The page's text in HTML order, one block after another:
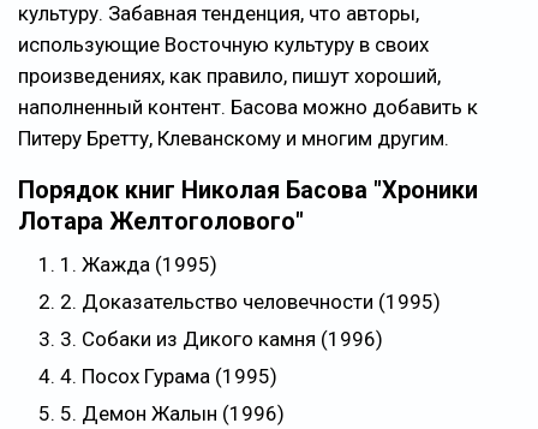
культуру. Забавная тенденция, что авторы,
использующие Восточную культуру в своих
произведениях, как правило, пишут хороший,
наполненный контент. Басова можно добавить к
Питеру Бретту, Клеванскому и многим другим.
Порядок книг Николая Басова "Хроники
Лотара Желтоголового"
1. Жажда (1995)
2. Доказательство человечности (1995)
3. Собаки из Дикого камня (1996)
4. Посох Гурама (1995)
5. Демон Жалын (1996)